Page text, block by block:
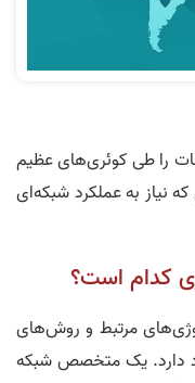
را طی کوئری‌های عظیم
نیاز به عملکرد شبکه‌ای
کدام است؟
مرتبط و روش‌های
دارد. یک متخصص شبکه